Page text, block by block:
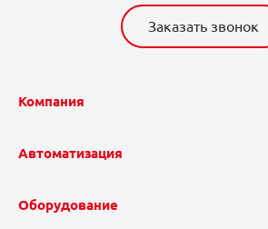
Заказать звонок
Компания
Автоматизация
Оборудование